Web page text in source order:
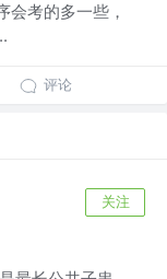
会考的多一些，
评论
关注